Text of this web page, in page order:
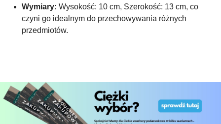
Wymiary: Wysokość: 10 cm, Szerokość: 13 cm, co
czyni go idealnym do przechowywania różnych
przedmiotów.